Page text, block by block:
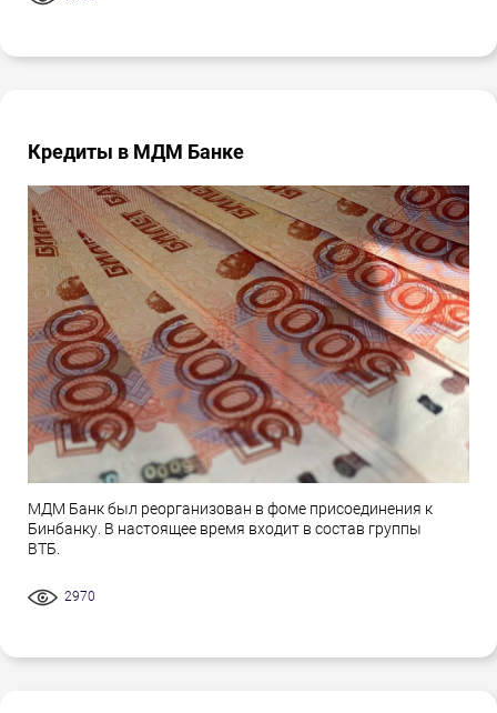
Кредиты в МДМ Банке
МДМ Банк был реорганизован в фоме присоединения к
Бинбанку. В настоящее время входит в состав группы
ВТБ.
2970